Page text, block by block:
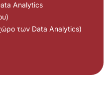
Analytics
των Data Analytics)